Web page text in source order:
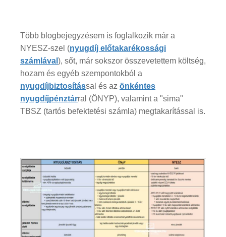
Több blogbejegyzésem is foglalkozik már a
NYESZ-szel (nyugdíj előtakarékossági
számlával ), sőt, már sokszor összevetettem költség,
hozam és egyéb szempontokból a
nyugdíjbiztosítással és az önkéntes
nyugdíjpénztárral (ÖNYP), valamint a "sima"
TBSZ (tartós befektetési számla) megtakarítással is.